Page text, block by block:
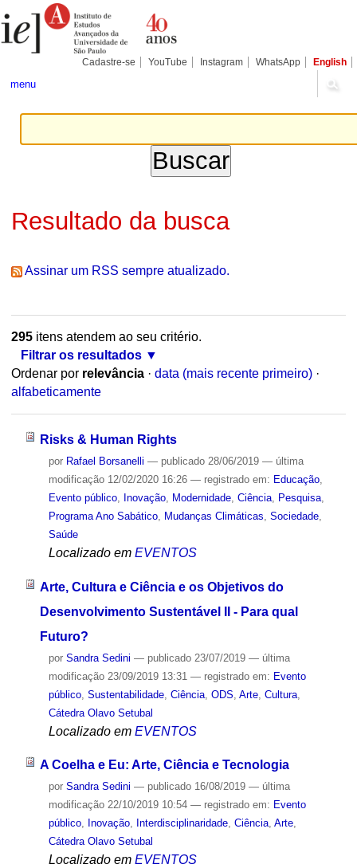
para
conteúdo.
Pessoais
Cadastre-se YouTube Instagram WhatsApp English
menu
Resultado da busca
Assinar um RSS sempre atualizado.
295itens atendem ao seu critério.
Filtrar os resultados
Ordenar por relevância · data (mais recente primeiro) ·
alfabeticamente
Risks & Human Rights
por Rafael Borsanelli — publicado28/06/2019 — última
modificação12/02/2020 16:26 — registrado em: Educação,
Evento público, Inovação, Modernidade, Ciência, Pesquisa,
Programa Ano Sabático, Mudanças Climáticas Sociedade,
Saúde
Localizado em EVENTOS
Arte, Cultura e Ciência e os Objetivos do
Desenvolvimento Sustentável II - Para qual
Futuro?
por Sandra Sedini — publicado23/07/2019 — última
modificação23/09/2019 13:31 — registrado em: Evento
público, Sustentabilidade, Ciência, ODS Arte, Cultura,
Cátedra Olavo Setubal
Localizado em EVENTOS
A Coelha e Eu: Arte, Ciência e Tecnologia
por Sandra Sedini — publicado16/08/2019 — última
modificação22/10/2019 10:54 — registrado em: Evento
público, Inovação, Interdisciplinaridade, Ciência, Arte,
Cátedra Olavo Setubal
Localizado em EVENTOS